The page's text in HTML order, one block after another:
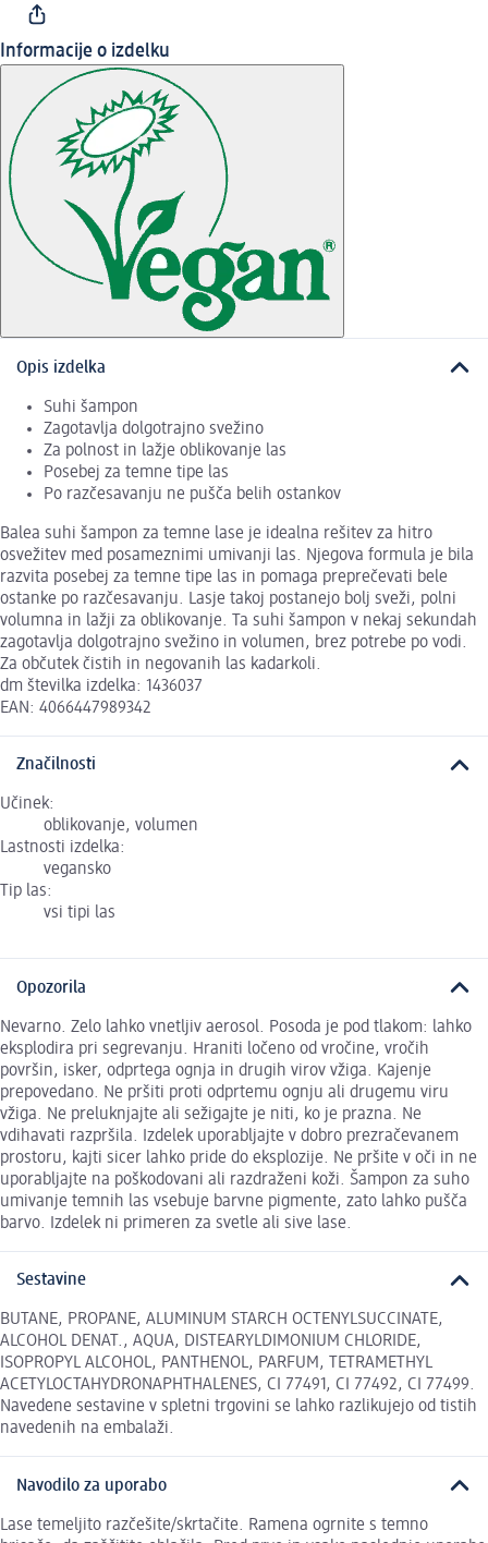
Informacije o izdelku
Opis izdelka
Suhi šampon
Zagotavlja dolgotrajno svežino
Za polnost in lažje oblikovanje las
Posebej za temne tipe las
Po razčesavanju ne pušča belih ostankov
Balea suhi šampon za temne lase je idealna rešitev za hitro
osvežitev med posameznimi umivanji las. Njegova formula je bila
razvita posebej za temne tipe las in pomaga preprečevati bele
ostanke po razčesavanju. Lasje takoj postanejo bolj sveži, polni
volumna in lažji za oblikovanje. Ta suhi šampon v nekaj sekundah
zagotavlja dolgotrajno svežino in volumen, brez potrebe po vodi.
Za občutek čistih in negovanih las kadarkoli.
dm številka izdelka: 1436037
EAN: 4066447989342
Značilnosti
Učinek:
oblikovanje, volumen
Lastnosti izdelka:
vegansko
Tip las:
vsi tipi las
Opozorila
Nevarno. Zelo lahko vnetljiv aerosol. Posoda je pod tlakom: lahko
eksplodira pri segrevanju. Hraniti ločeno od vročine, vročih
površin, isker, odprtega ognja in drugih virov vžiga. Kajenje
prepovedano. Ne pršiti proti odprtemu ognju ali drugemu viru
vžiga. Ne preluknjajte ali sežigajte je niti, ko je prazna. Ne
vdihavati razpršila. Izdelek uporabljajte v dobro prezračevanem
prostoru, kajti sicer lahko pride do eksplozije. Ne pršite v oči in ne
uporabljajte na poškodovani ali razdraženi koži. Šampon za suho
umivanje temnih las vsebuje barvne pigmente, zato lahko pušča
barvo. Izdelek ni primeren za svetle ali sive lase.
Sestavine
BUTANE, PROPANE, ALUMINUM STARCH OCTENYLSUCCINATE,
ALCOHOL DENAT., AQUA, DISTEARYLDIMONIUM CHLORIDE,
ISOPROPYL ALCOHOL, PANTHENOL, PARFUM, TETRAMETHYL
ACETYLOCTAHYDRONAPHTHALENES, CI 77491, CI 77492, CI 77499.
Navedene sestavine v spletni trgovini se lahko razlikujejo od tistih
navedenih na embalaži.
Navodilo za uporabo
Lase temeljito razčešite/skrtačite. Ramena ogrnite s temno